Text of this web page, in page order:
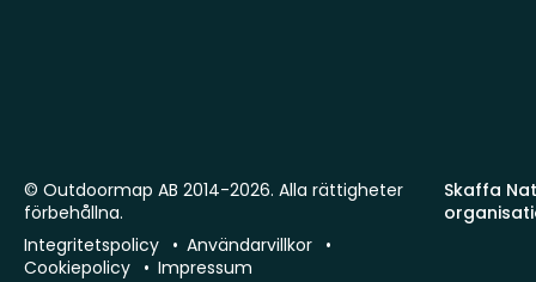
Skaffa
© Outdoormap AB 2014-2026. Alla rättigheter
förbehållna.
Integritetspolicy
Användarvillkor
Cookiepolicy
Impressum